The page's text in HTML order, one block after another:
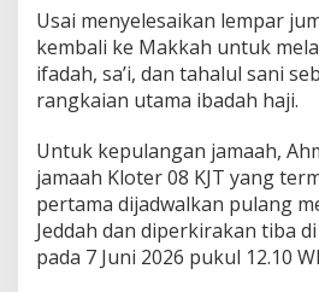
Usai menyelesaikan lempar
kembali ke Makkah untuk
ifadah, sa’i, dan tahalul sani
rangkaian utama ibadah haji.
Untuk kepulangan jamaah,
jamaah Kloter 08 KJT yang
pertama dijadwalkan pulang
Jeddah dan diperkirakan tiba
pada 7 Juni 2026 pukul 12.10